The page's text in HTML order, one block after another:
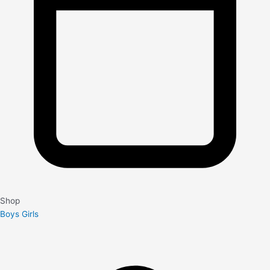
Shop
Boys Girls